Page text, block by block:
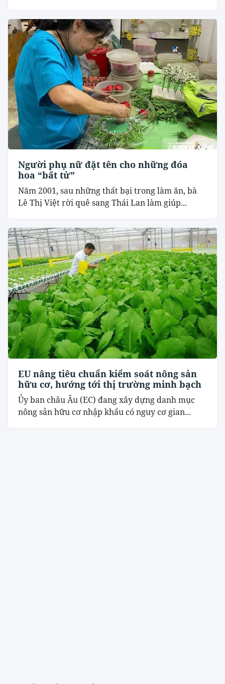
Người phụ nữ đặt tên cho những đóa
hoa “bất tử”
Năm 2001, sau những thất bại trong làm ăn, bà
Lê Thị Việt rời quê sang Thái Lan làm giúp...
EU nâng tiêu chuẩn kiểm soát nông sản
hữu cơ, hướng tới thị trường minh bạch
Ủy ban châu Âu (EC) đang xây dựng danh mục
nông sản hữu cơ nhập khẩu có nguy cơ gian...